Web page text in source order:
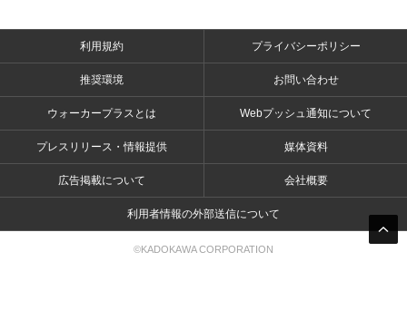
利用規約 プライバシーポリシー
推奨環境 お問い合わせ
ウォーカープラスとは Webプッシュ通知について
プレスリリース・情報提供 媒体資料
広告掲載について 会社概要
利用者情報の外部送信について
©KADOKAWA CORPORATION